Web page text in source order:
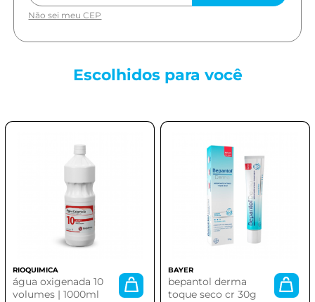
Não sei meu CEP
Escolhidos para você
RIOQUIMICA
água oxigenada 10
volumes | 1000ml
BAYER
bepantol derma
toque seco cr 30g